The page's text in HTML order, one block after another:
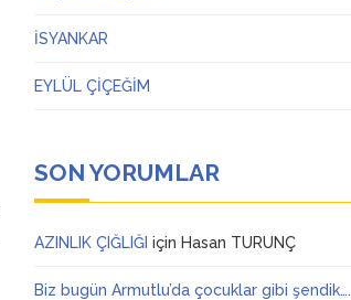
İSYANKAR
EYLÜL ÇİÇEĞİM
SON YORUMLAR
AZINLIK ÇIĞLIĞI için Hasan TURUNÇ
Biz bugün Armutlu’da çocuklar gibi şendik….